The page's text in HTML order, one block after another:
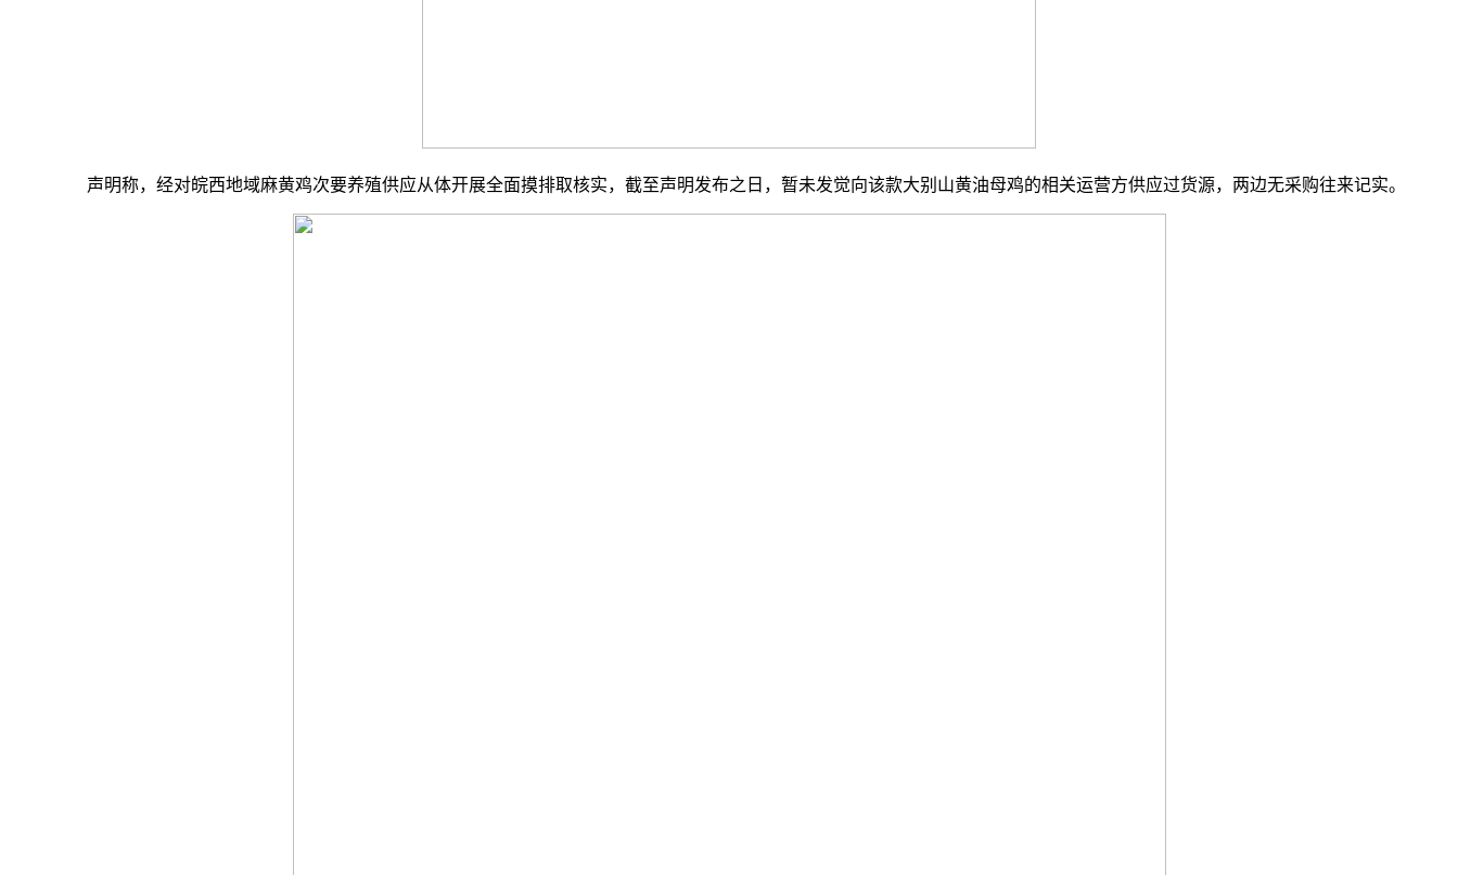
声明称，经对皖西地域麻黄鸡次要养殖供应从体开展全面摸排取核实，截至声明发布之日，暂未发觉向该款大别山黄油母鸡的相关运营方供应过货源，两边无采购往来记实。